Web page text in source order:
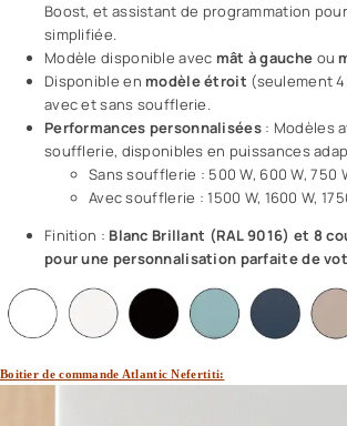
Boost, et assistant de programmation
simplifiée.
Modèle disponible avec mât à gauche ou
Disponible en modèle étroit (seulement
avec et sans soufflerie.
Performances personnalisées: Modèles
soufflerie, disponibles en puissances
Sans soufflerie : 500 W, 600 W, 750
Avec soufflerie : 1500 W, 1600 W,
Finition : Blanc Brillant (RAL 9016) et 8
pour une personnalisation parfaite de
Boitier de commande Atlantic Nefertiti: